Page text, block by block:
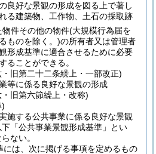
良好な景観の形成を図る上で著し
る建築物、工作物、土石の採取跡
物件その他の物件(大規模行為届を
ものを除く。)の所有者又は管理者
形成基準に適合させるために必要
ることができる。
旧第二十二条繰上・一部改正)
等に係る良好な景観の形成
旧第六節繰上・改称)
)
施する公共事業に係る良好な景観
下「公共事業景観形成基準」とい
ない。
には、次に掲げる事項を定めるもの